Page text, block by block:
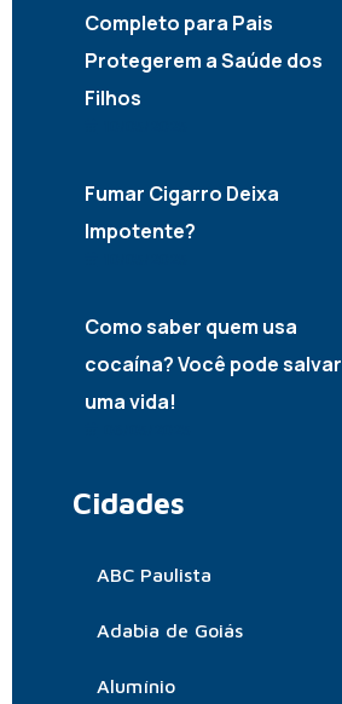
Completo para Pais
Protegerem a Saúde dos
Filhos
Fumar Cigarro Deixa
Impotente?
Como saber quem usa
cocaína? Você pode salvar
uma vida!
Cidades
ABC Paulista
Adabia de Goiás
Alumínio